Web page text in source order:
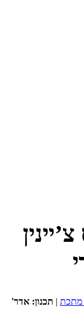
מתכת | תכנון: אדר'